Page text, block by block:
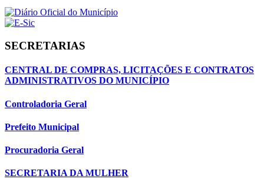
SECRETARIAS
CENTRAL DE COMPRAS, LICITAÇÕES E CONTRATOS
ADMINISTRATIVOS DO MUNICÍPIO
Controladoria Geral
Prefeito Municipal
Procuradoria Geral
SECRETARIA DA MULHER